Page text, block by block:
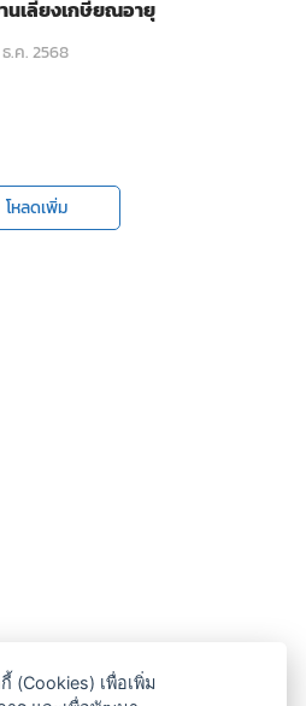
นเลี้ยงเกษียณอายุ
.ค. 2568
โหลดเพิ่ม
(Cookies) เพื่อเพิ่ม